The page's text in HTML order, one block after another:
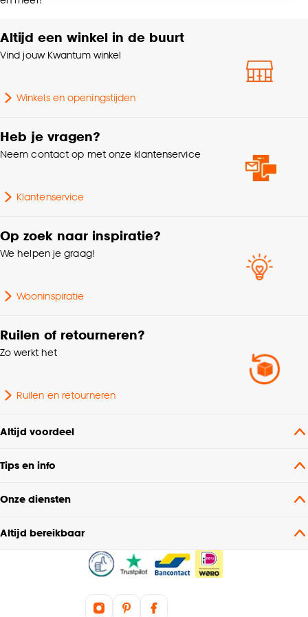
Goed om te weten is dat je deze keuze altijd nog
cookieverklaring.
% Verduisterend 100%
Afnemen met vochtige
Mate verduisterend 100% Verduisterend
Altijd een winkel in de buurt
Vind jouw Kwantum winkel
Winkels en openingstijden
Heb je vragen?
Neem contact op met onze klantenservice
Klantenservice
Op zoek naar inspiratie?
We helpen je graag!
Wooninspiratie
Ruilen of retourneren?
Zo werkt het
Ruilen en retourneren
Altijd voordeel
Tips en info
Onze diensten
Altijd bereikbaar